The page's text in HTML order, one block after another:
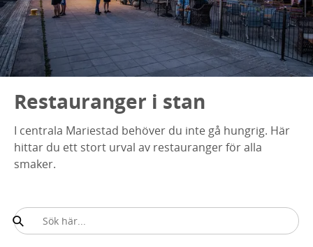
Restauranger i stan
I centrala Mariestad behöver du inte gå hungrig. Här
hittar du ett stort urval av restauranger för alla
smaker.